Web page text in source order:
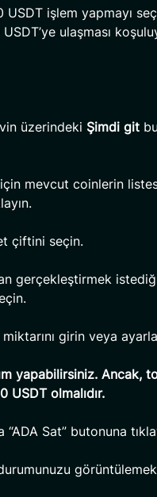
USDT işlem yapmayı
ulaşması
üzerindeki Şimdi git
mevcut coinlerin
çiftini seçin.
gerçekleştirmek
girin veya
yapabilirsiniz. Ancak,
USDT olmalıdır.
Sat” butonuna